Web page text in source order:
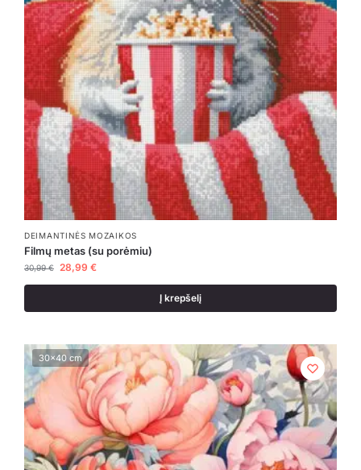
DEIMANTINĖS MOZAIKOS
Filmų metas (su porėmiu)
30,99€ 28,99 €
Į krepšelį
30x40 cm